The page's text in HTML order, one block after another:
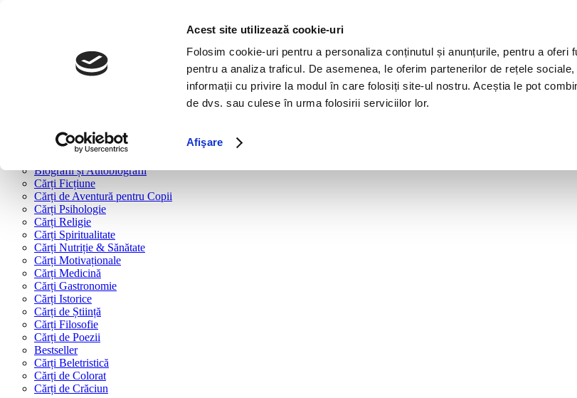
Acest site utilizează cookie-uri
Folosim cookie-uri pentru a personaliza conținutul și anunțurile, pentru a oferi
pentru a analiza traficul. De asemenea, le oferim partenerilor de rețele
informații cu privire la modul în care folosiți site-ul nostru. Aceștia le pot
de dvs. sau culese în urma folosirii serviciilor lor.
Afişare
Cărți după tipologie
Cărți Dezvoltare Personală
Cărți Familie & Cuplu
Biografii și Autobiografii
Cărți Ficțiune
Cărți de Aventură pentru Copii
Cărți Psihologie
Cărți Religie
Cărți Spiritualitate
Cărți Nutriție & Sănătate
Cărți Motivaționale
Cărți Medicină
Cărți Gastronomie
Cărți Istorice
Cărți de Știință
Cărți Filosofie
Cărți de Poezii
Bestseller
Cărți Beletristică
Cărți de Colorat
Cărți de Crăciun